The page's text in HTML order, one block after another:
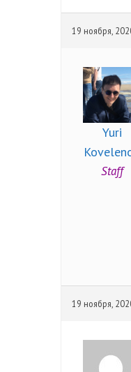
19 ноября,
Yuri
Staff
19 ноября,